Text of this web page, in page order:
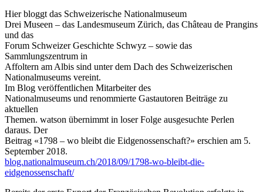
Hier bloggt das Schweizerische Nationalmuseum
Drei Museen – das Landesmuseum Zürich, das Château de Prangins
und das
Forum Schweizer Geschichte Schwyz – sowie das
Sammlungszentrum in
Affoltern am Albis sind unter dem Dach des Schweizerischen
Nationalmuseums vereint.
Im Blog veröffentlichen Mitarbeiter des
Nationalmuseums und renommierte Gastautoren Beiträge zu
aktuellen
Themen. watson übernimmt in loser Folge ausgesuchte Perlen
daraus. Der
Beitrag «1798 – wo bleibt die Eidgenossenschaft?» erschien am 5.
September 2018.
blog.nationalmuseum.ch/2018/09/1798-wo-bleibt-die-
eidgenossenschaft/